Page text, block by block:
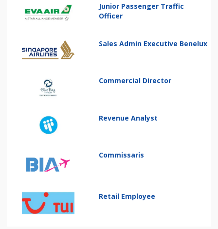
Junior Passenger Traffic
Officer
Sales Admin Executive Benelux
Commercial Director
Revenue Analyst
Commissaris
Retail Employee